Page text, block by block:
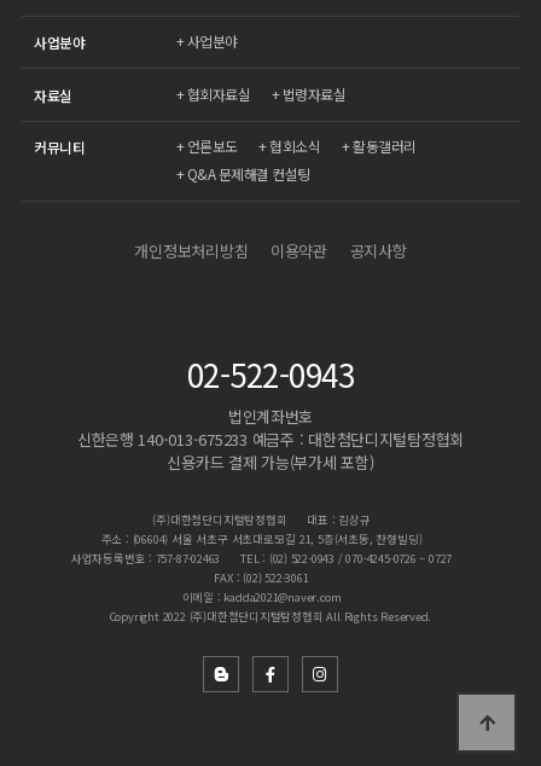
사업분야 사업분야
자료실 협회자료실 법령자료실
커뮤니티 언론보도 협회소식
활동갤러리
Q&A 문제해결 컨설팅
개인정보처리방침 이용약관 공지사항
02-522-0943
법인계좌번호
신한은행 140-013-675233 예금주 : 대한첨단디지털탐정협회
신용카드 결제 가능(부가세 포함)
(주)대한첨단디지털탐정협회
대표 : 김상규
주소 : (06604) 서울 서초구 서초대로53길 21, 5층(서초동, 찬형빌딩)
사업자등록번호 : 757-87-02463
TEL : (02) 522-0943 / 070-4245-0726 ~ 0727
FAX : (02) 522-3061
이메일 : kadda2021@naver.com
Copyright 2022 (주)대한첨단디지털탐정협회 All Rights Reserved.